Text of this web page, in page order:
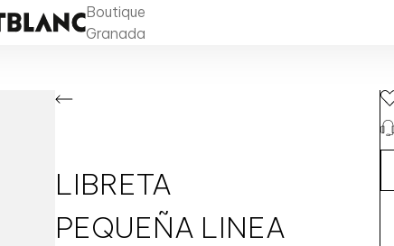
Boutique
Granada
LIBRETA
PEQUEÑA LINEA